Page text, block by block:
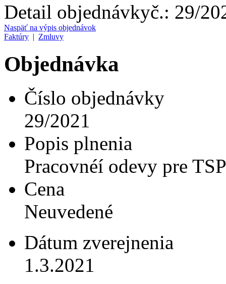
Detail objednávkyč.: 29/
Naspäť na výpis objednávok
Faktúry | Zmluvy
Objednávka
Číslo objednávky
29/2021
Popis plnenia
Pracovnéí odevy pre TSP
Cena
Neuvedené
Dátum zverejnenia
1.3.2021